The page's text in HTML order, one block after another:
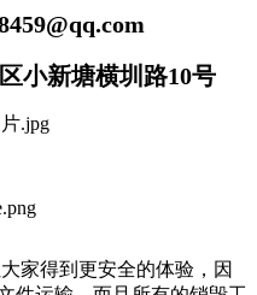
小新塘横圳路10号
家得到更安全的体验，因